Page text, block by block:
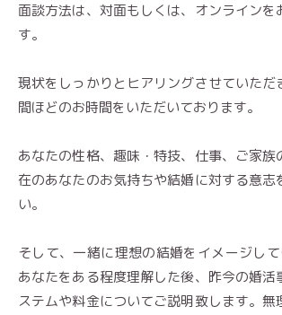
面談方法は、対面もしくは、オンラインを
す。
現状をしっかりとヒアリングさせていただ
間ほどのお時間をいただいております。
あなたの性格、趣味・特技、仕事、ご家族
在のあなたのお気持ちや結婚に対する意志
い。
そして、一緒に理想の結婚をイメージし
あなたをある程度理解した後、昨今の婚活
ステムや料金についてご説明致します。無